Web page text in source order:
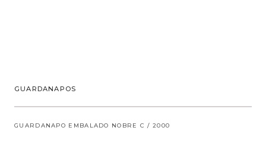
GUARDANAPOS
GUARDANAPO EMBALADO NOBRE C / 2000